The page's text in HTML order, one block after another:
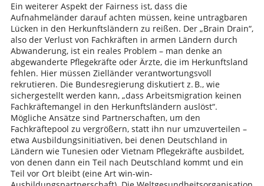
Ein weiterer Aspekt der Fairness ist, dass die
Aufnahmeländer darauf achten müssen, keine untragbaren
Lücken in den Herkunftsländern zu reißen. Der „Brain Drain“,
also der Verlust von Fachkräften in armen Ländern durch
Abwanderung, ist ein reales Problem – man denke an
abgewanderte Pflegekräfte oder Ärzte, die im Herkunftsland
fehlen. Hier müssen Zielländer verantwortungsvoll
rekrutieren. Die Bundesregierung diskutiert z. B., wie
sichergestellt werden kann, „dass Arbeitsmigration keinen
Fachkräftemangel in den Herkunftsländern auslöst“.
Mögliche Ansätze sind Partnerschaften, um den
Fachkräftepool zu vergrößern, statt ihn nur umzuverteilen –
etwa Ausbildungsinitiativen, bei denen Deutschland in
Ländern wie Tunesien oder Vietnam Pflegekräfte ausbildet,
von denen dann ein Teil nach Deutschland kommt und ein
Teil vor Ort bleibt (eine Art win-win-